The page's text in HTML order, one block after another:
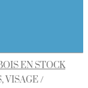
EN STOCK
VISAGE /